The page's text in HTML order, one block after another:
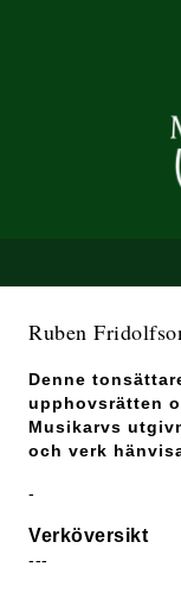
Ruben
Denne
upphovsrätten
Musikarvs
och verk
-
Verköversikt
---